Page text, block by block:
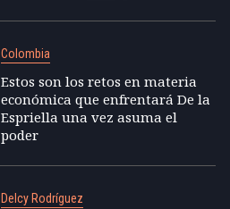
Colombia
Estos son los retos en materia
económica que enfrentará De la
Espriella una vez asuma el
poder
Delcy Rodríguez